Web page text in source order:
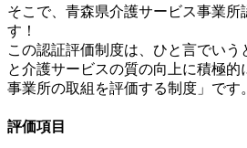
そこで、青森県介護サービス事業所
す！
この認証評価制度は、ひと言でい
と介護サービスの質の向上に積極的
事業所の取組を評価する制度」です。
評価項目